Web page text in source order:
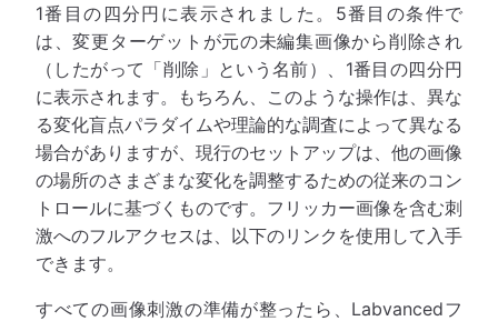
1番目の四分円に表示されました。5番目の条件で
は、変更ターゲットが元の未編集画像から削除され
（したがって「削除」という名前）、1番目の四分円
に表示されます。もちろん、このような操作は、異な
る変化盲点パラダイムや理論的な調査によって異なる
場合がありますが、現行のセットアップは、他の画像
の場所のさまざまな変化を調整するための従来のコン
トロールに基づくものです。フリッカー画像を含む刺
激へのフルアクセスは、以下のリンクを使用して入手
できます。
すべての画像刺激の準備が整ったら、Labvancedフ